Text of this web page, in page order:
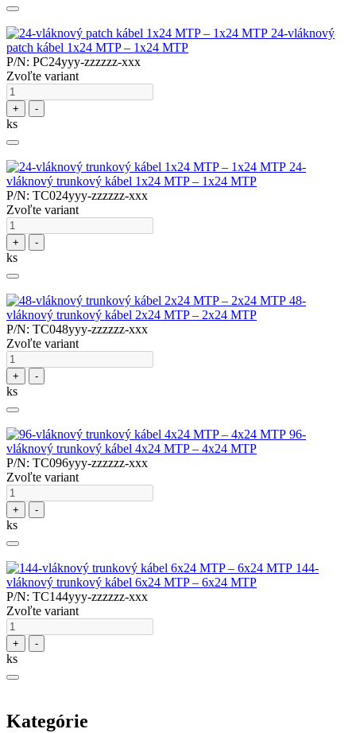
24-vláknový
patch kábel 1x24 MTP – 1x24 MTP
P/N: PC24yyy-zzzzzz-xxx
Zvoľte variant
+ -
ks
24-
vláknový trunkový kábel 1x24 MTP – 1x24 MTP
P/N: TC024yyy-zzzzzz-xxx
Zvoľte variant
+ -
ks
48-
vláknový trunkový kábel 2x24 MTP – 2x24 MTP
P/N: TC048yyy-zzzzzz-xxx
Zvoľte variant
+ -
ks
96-
vláknový trunkový kábel 4x24 MTP – 4x24 MTP
P/N: TC096yyy-zzzzzz-xxx
Zvoľte variant
+ -
ks
144-
vláknový trunkový kábel 6x24 MTP – 6x24 MTP
P/N: TC144yyy-zzzzzz-xxx
Zvoľte variant
+ -
ks
Kategórie